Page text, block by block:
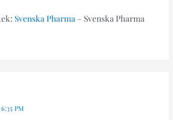
Svenska Pharma – Svenska Pharma
PM